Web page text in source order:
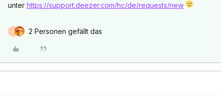
unter https://support.deezer.com/hc/de/requests/new
K 2 Personen gefällt das